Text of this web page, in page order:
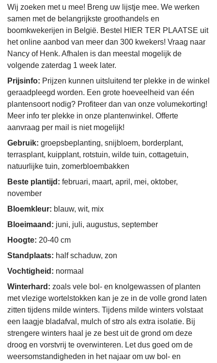
Wij zoeken met u mee! Breng uw lijstje mee. We werken
samen met de belangrijkste groothandels en
boomkwekerijen in België. Bestel HIER TER PLAATSE uit
het online aanbod van meer dan 300 kwekers! Vraag naar
Nancy of Henk. Afhalen is dan meestal mogelijk de
volgende zaterdag 1 week later.
Prijsinfo: Prijzen kunnen uitsluitend ter plekke in de winkel
geraadpleegd worden. Een grote hoeveelheid van één
plantensoort nodig? Profiteer dan van onze volumekorting!
Meer info ter plekke in onze plantenwinkel. Offerte
aanvraag per mail is niet mogelijk!
Gebruik: groepsbeplanting, snijbloem, borderplant,
terrasplant, kuipplant, rotstuin, wilde tuin, cottagetuin,
natuurlijke tuin, zomerbloembakken
Beste plantijd: februari, maart, april, mei, oktober,
november
Bloemkleur: blauw, wit, mix
Bloeimaand: juni, juli, augustus, september
Hoogte: 20-40 cm
Standplaats: half schaduw, zon
Vochtigheid: normaal
Winterhard: zoals vele bol- en knolgewassen of planten
met vlezige wortelstokken kan je ze in de volle grond laten
zitten tijdens milde winters. Tijdens milde winters volstaat
een laagje bladafval, mulch of stro als extra isolatie. Bij
strengere winters haal je ze best uit de grond om deze
droog en vorstvrij te overwinteren. Let dus goed om de
weersomstandigheden in het najaar om uw bol- en